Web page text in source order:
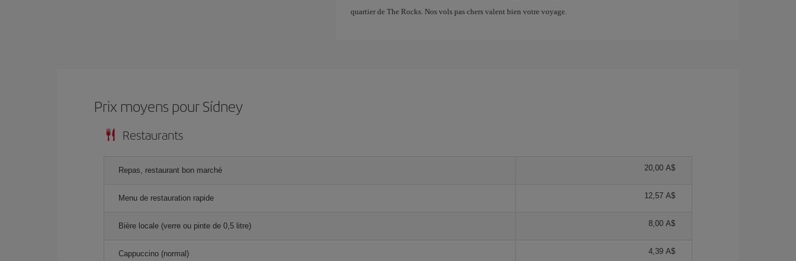
quartier de The Rocks. Nos vols pas chers valent bien votre voyage.
Prix ​​moyens pour Sídney
Restaurants
Repas, restaurant bon marché 20,00 A$
Menu de restauration rapide 12,57 A$
Bière locale (verre ou pinte de 0,5 litre) 8,00 A$
Cappuccino (normal) 4,39 A$